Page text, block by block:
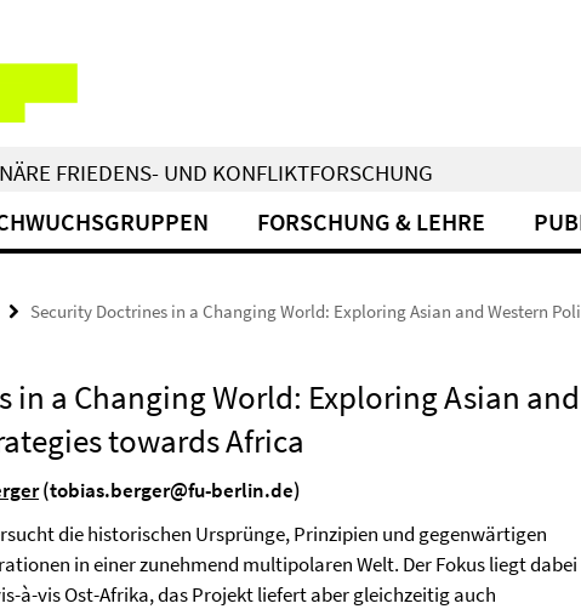
FRIEDENS- UND KONFLIKTFORSCHUNG
FORSCHUNG & LEHRE
Security Doctrines in a Changing World: Exploring Asian and Western
in a Changing World: Exploring Asian and
towards Africa
(tobias.berger@fu-berlin.de)
die historischen Ursprünge, Prinzipien und gegenwärtigen
in einer zunehmend multipolaren Welt. Der Fokus liegt
à-vis Ost-Afrika, das Projekt liefert aber gleichzeitig auch